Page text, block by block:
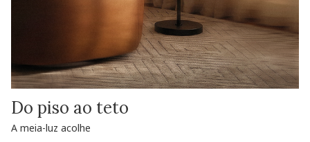
Do piso ao teto
A meia-luz acolhe